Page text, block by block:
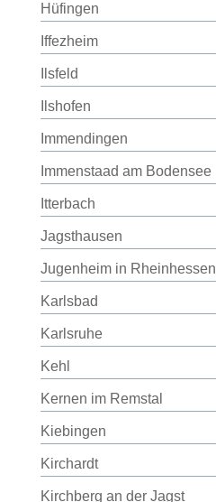
Hüfingen
Iffezheim
Ilsfeld
Ilshofen
Immendingen
Immenstaad am Bodensee
Itterbach
Jagsthausen
Jugenheim in Rheinhessen
Karlsbad
Karlsruhe
Kehl
Kernen im Remstal
Kiebingen
Kirchardt
Kirchberg an der Jagst